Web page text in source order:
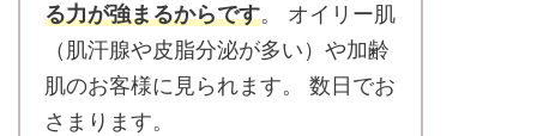
る力が強まるからです。 オイリー肌
（肌汗腺や皮脂分泌が多い）や加齢
肌のお客様に見られます。 数日でお
さまります。